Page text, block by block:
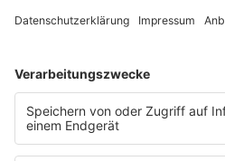
Für alle weitergehenden
Zustimmung einholen.